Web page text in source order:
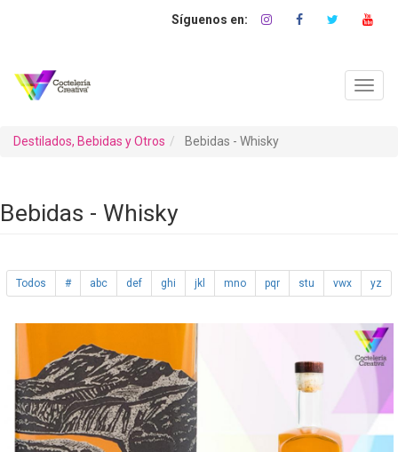
Destilados, Bebidas y Otros Bebidas - Whisky
Bebidas - Whisky
Todos # abc def ghi jkl mno pqr stu vwx yz